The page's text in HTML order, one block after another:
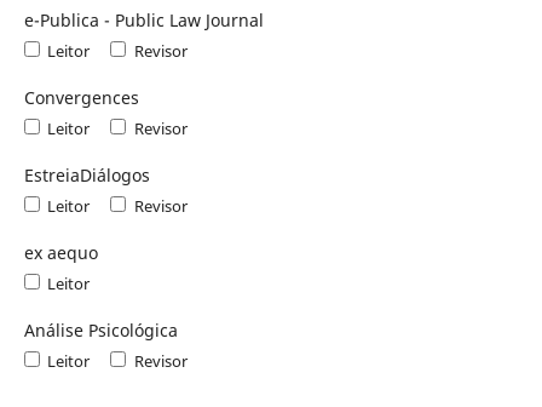
e-Publica - Public Law Journal
Leitor Revisor
Convergences
Leitor Revisor
EstreiaDiálogos
Leitor Revisor
ex aequo
Leitor
Análise Psicológica
Leitor Revisor